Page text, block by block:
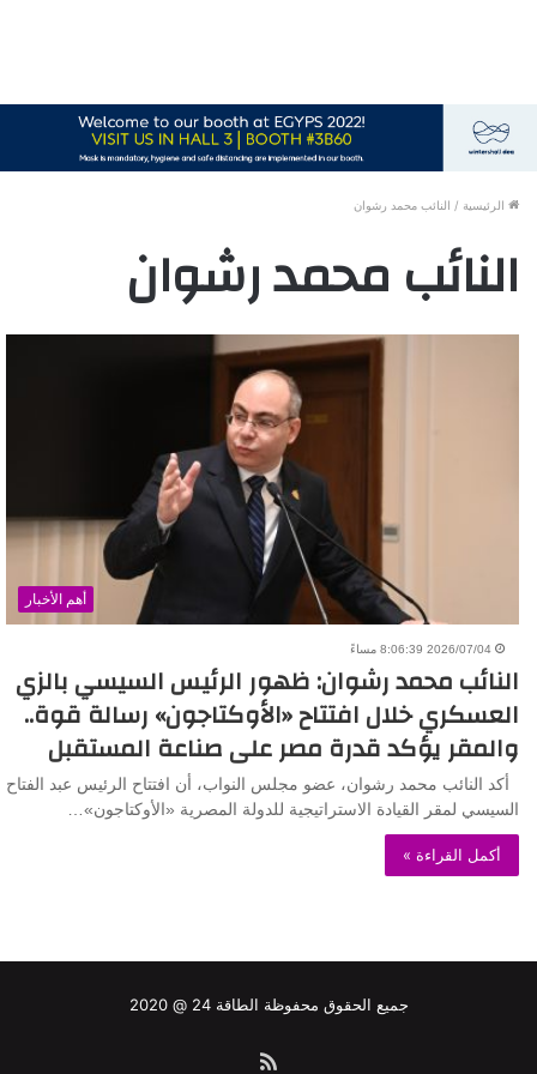
الرئيسية / النائب محمد رشوان
النائب محمد رشوان
أهم الأخبار
2026/07/04 8:06:39 مساءً
النائب محمد رشوان: ظهور الرئيس السيسي بالزي
العسكري خلال افتتاح «الأوكتاجون» رسالة قوة..
والمقر يؤكد قدرة مصر على صناعة المستقبل
أكد النائب محمد رشوان، عضو مجلس النواب، أن افتتاح الرئيس عبد الفتاح
السيسي لمقر القيادة الاستراتيجية للدولة المصرية «الأوكتاجون»…
أكمل القراءة »
جميع الحقوق محفوظة الطاقة 24 @ 2020
ملخص